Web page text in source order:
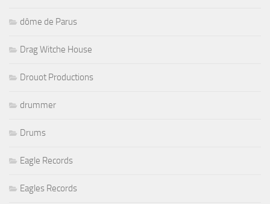
dôme de Parus
Drag Witche House
Drouot Productions
drummer
Drums
Eagle Records
Eagles Records